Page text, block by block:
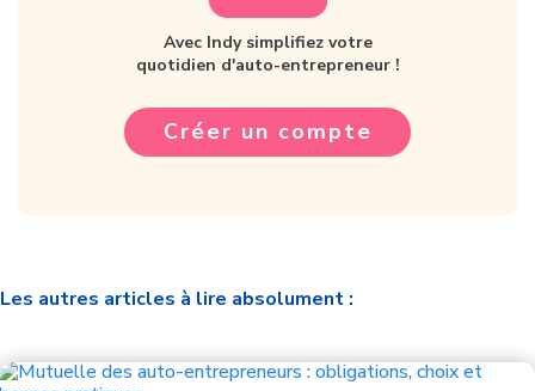
Avec Indy simplifiez votre
quotidien d'auto-entrepreneur !
Créer un compte
Les autres articles à lire absolument :